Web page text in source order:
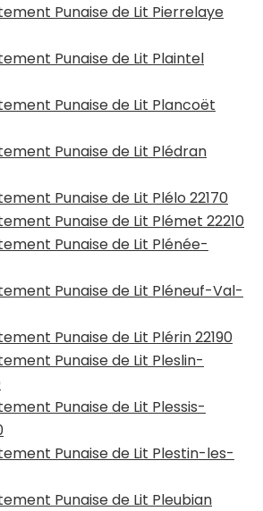
Punaise de Lit Pierrelaye
Punaise de Lit Plaintel
Punaise de Lit Plancoët
Punaise de Lit Plédran
Punaise de Lit Plélo 22170
Punaise de Lit Plémet 22210
Punaise de Lit Plénée-
Punaise de Lit Pléneuf-Val-
Punaise de Lit Plérin 22190
Punaise de Lit Pleslin-
Punaise de Lit Plessis-
Punaise de Lit Plestin-les-
Punaise de Lit Pleubian